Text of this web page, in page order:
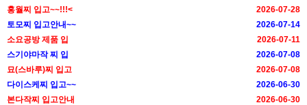
홍월찌 입고~~!!!<
2026-07-28
토모찌 입고안내~~
2026-07-14
소요공방 제품 입
2026-07-11
스기야마작 찌 입
2026-07-08
묘(스바루)찌 입고
2026-07-08
다이스케찌 입고~~
2026-06-30
본다작찌 입고안내
2026-06-30